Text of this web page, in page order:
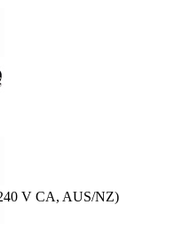
V CA, AUS/NZ)